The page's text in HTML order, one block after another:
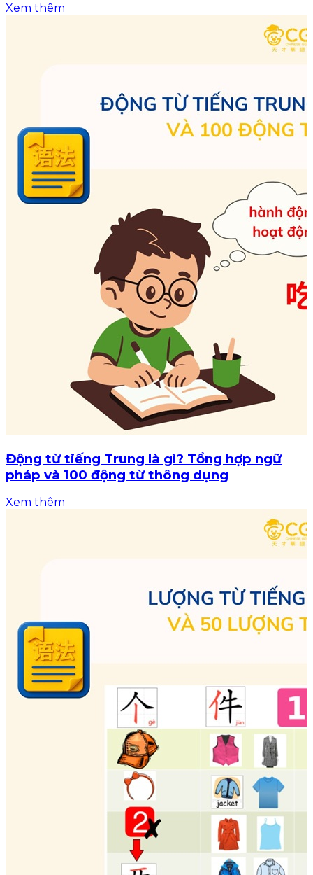
Xem thêm
Động từ tiếng Trung là gì? Tổng hợp ngữ
pháp và 100 động từ thông dụng
Xem thêm